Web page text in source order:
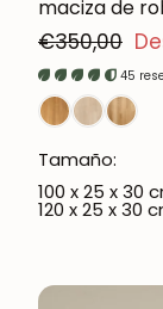
maciza de
de venta
Precio
€350,00
45
Tamaño:
100 x 25 x 30
120 x 25 x 30